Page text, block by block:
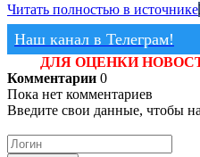
Читать полностью в источнике
Наш канал в Телеграм!
ДЛЯ ОЦЕНКИ
Комментарии 0
Пока нет комментариев
Введите свои данные, чтобы